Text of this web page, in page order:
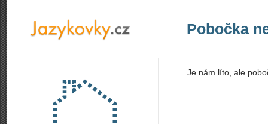
Pobočka
Je nám líto, ale